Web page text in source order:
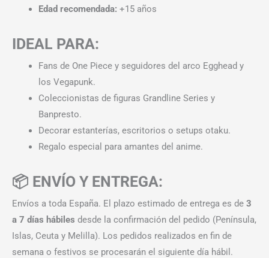
Edad recomendada: +15 años
IDEAL PARA:
Fans de One Piece y seguidores del arco Egghead y
los Vegapunk.
Coleccionistas de figuras Grandline Series y
Banpresto.
Decorar estanterías, escritorios o setups otaku.
Regalo especial para amantes del anime.
📦 ENVÍO Y ENTREGA:
Envíos a toda España. El plazo estimado de entrega es de 3
a 7 días hábiles desde la confirmación del pedido (Península,
Islas, Ceuta y Melilla). Los pedidos realizados en fin de
semana o festivos se procesarán el siguiente día hábil.